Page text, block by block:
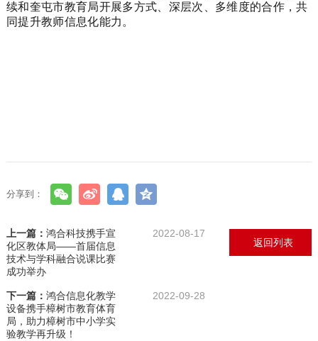
续和奎屯市教育局开展多方式、深层次、多维度的合作，共
同提升教师信息化能力。
分享到：
上一篇： 鸿合科技携手宣
化区教体局——首届信息
技术与学科融合说课比赛
成功举办
2022-08-17
下一篇： 鸿合信息化教学
设备携手樟树市教育体育
局，助力樟树市中小学实
验教学再升级！
2022-09-28
返回列表